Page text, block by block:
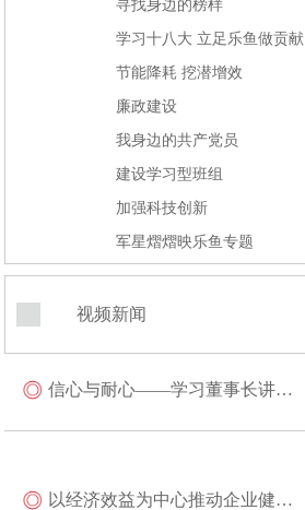
寻找身边的榜样
学习十八大 立足乐鱼做贡献
节能降耗 挖潜增效
廉政建设
我身边的共产党员
建设学习型班组
加强科技创新
军星熠熠映乐鱼专题
视频新闻
信心与耐心——学习董事长讲话心得之二
以经济效益为中心推动企业健康持续发展——学习董事长重要讲话精神有感